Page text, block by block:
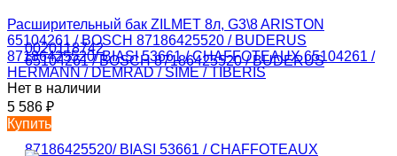
Расширительный бак ZILMET 8л, G3\8 ARISTON
65104261 / BOSCH 87186425520 / BUDERUS
87186425520/ BIASI 53661 / CHAFFOTEAUX 65104261 /
HERMANN / DEMRAD / SIME / TIBERIS
Нет в наличии
5 586 ₽
Купить